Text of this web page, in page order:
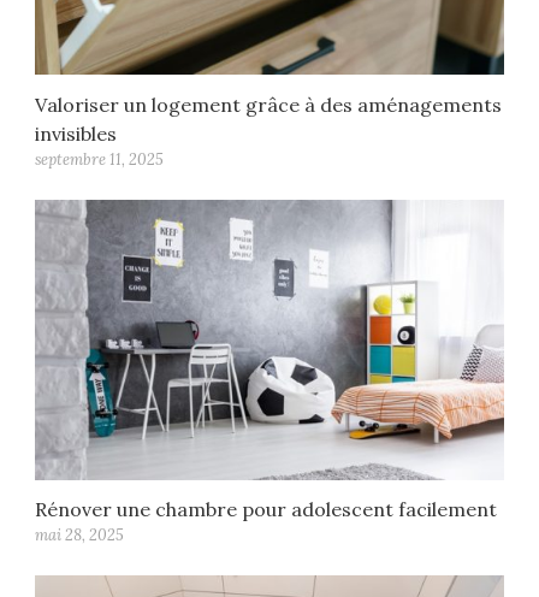
Valoriser un logement grâce à des aménagements
invisibles
septembre 11, 2025
Rénover une chambre pour adolescent facilement
mai 28, 2025